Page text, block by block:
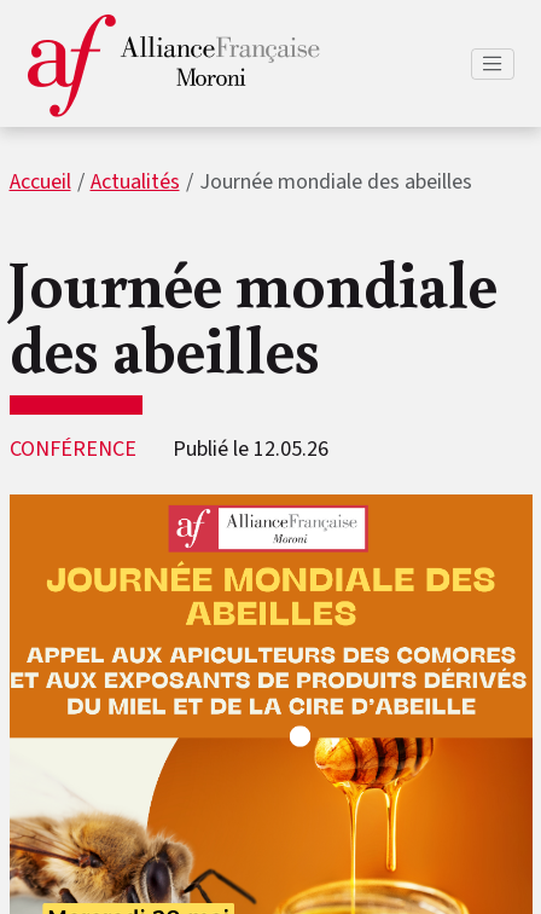
Accueil Actualités Journée mondiale des abeilles
Journée mondiale
des abeilles
CONFÉRENCE Publié le 12.05.26